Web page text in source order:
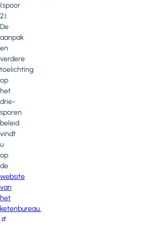
(spoor
2).
De
aanpak
en
verdere
toelichting
op
het
drie-
sporen
beleid
vindt
u
op
de
website
van
het
ketenbureau.